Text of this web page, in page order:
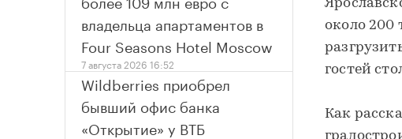
около 200
гостей
Как
владельца апартаментов в
Four Seasons Hotel Moscow
7 августа 2026 16:52
Wildberries приобрел
бывший офис банка
«Открытие» у ВТБ